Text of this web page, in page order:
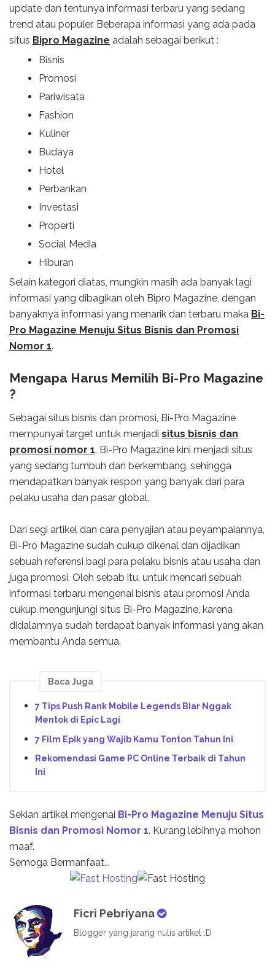
update dan tentunya informasi terbaru yang sedang
trend atau populer. Beberapa informasi yang ada pada
situs Bipro Magazine adalah sebagai berikut :
Bisnis
Promosi
Pariwisata
Fashion
Kuliner
Budaya
Hotel
Perbankan
Investasi
Properti
Social Media
Hiburan
Selain kategori diatas, mungkin masih ada banyak lagi
informasi yang dibagikan oleh Bipro Magazine, dengan
banyaknya informasi yang menarik dan terbaru maka Bi-
Pro Magazine Menuju Situs Bisnis dan Promosi
Nomor 1.
Mengapa Harus Memilih Bi-Pro Magazine
?
Sebagai situs bisnis dan promosi, Bi-Pro Magazine
mempunyai target untuk menjadi situs bisnis dan
promosi nomor 1. Bi-Pro Magazine kini menjadi situs
yang sedang tumbuh dan berkembang, sehingga
mendapatkan banyak respon yang banyak dari para
pelaku usaha dan pasar global.
Dari segi artikel dan cara penyajian atau peyampaiannya,
Bi-Pro Magazine sudah cukup dikenal dan dijadikan
sebuah referensi bagi para pelaku bisnis atau usaha dan
juga promosi. Oleh sebab itu, untuk mencari sebuah
informasi terbaru mengenai bisnis atau promosi Anda
cukup mengunjungi situs Bi-Pro Magazine, karena
didalamnya sudah terdapat banyak informasi yang akan
membantu Anda semua.
Baca Juga
7 Tips Push Rank Mobile Legends Biar Nggak
Mentok di Epic Lagi
7 Film Epik yang Wajib Kamu Tonton Tahun Ini
Rekomendasi Game PC Online Terbaik di Tahun
Ini
Sekian artikel mengenai Bi-Pro Magazine Menuju Situs
Bisnis dan Promosi Nomor 1. Kurang lebihnya mohon
maaf.
Semoga Bermanfaat...
Ficri Pebriyana
Blogger yang jarang nulis artikel :D